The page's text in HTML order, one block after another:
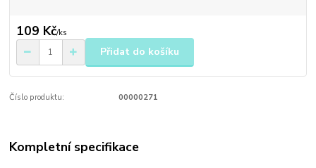
109 Kč/ks
Přidat do košíku
Číslo produktu: 00000271
Kompletní specifikace